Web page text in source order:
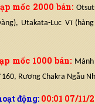
mốc 2000 bán:
Utakata-Lục Vĩ
mốc 1000 bán:
Rương Chakra Ngẫu
động: 00:01 07/11/